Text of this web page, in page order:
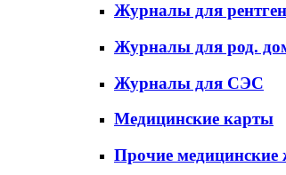
Журналы для
Журналы для род.
Журналы для СЭС
Медицинские карты
Прочие